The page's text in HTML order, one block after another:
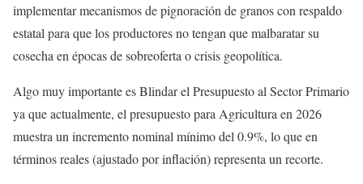
implementar mecanismos de pignoración de granos con respaldo
estatal para que los productores no tengan que malbaratar su
cosecha en épocas de sobreoferta o crisis geopolítica.
Algo muy importante es Blindar el Presupuesto al Sector Primario
ya que actualmente, el presupuesto para Agricultura en 2026
muestra un incremento nominal mínimo del 0.9%, lo que en
términos reales (ajustado por inflación) representa un recorte.